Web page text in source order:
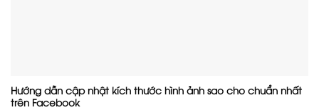
Hướng dẫn cập nhật kích thước hình ảnh sao cho chuẩn nhất
trên Facebook